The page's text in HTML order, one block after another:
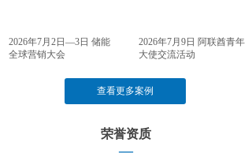
2026年7月2日—3日 储能
全球营销大会
2026年7月9日 阿联酋青年
大使交流活动
查看更多案例
荣誉资质
—